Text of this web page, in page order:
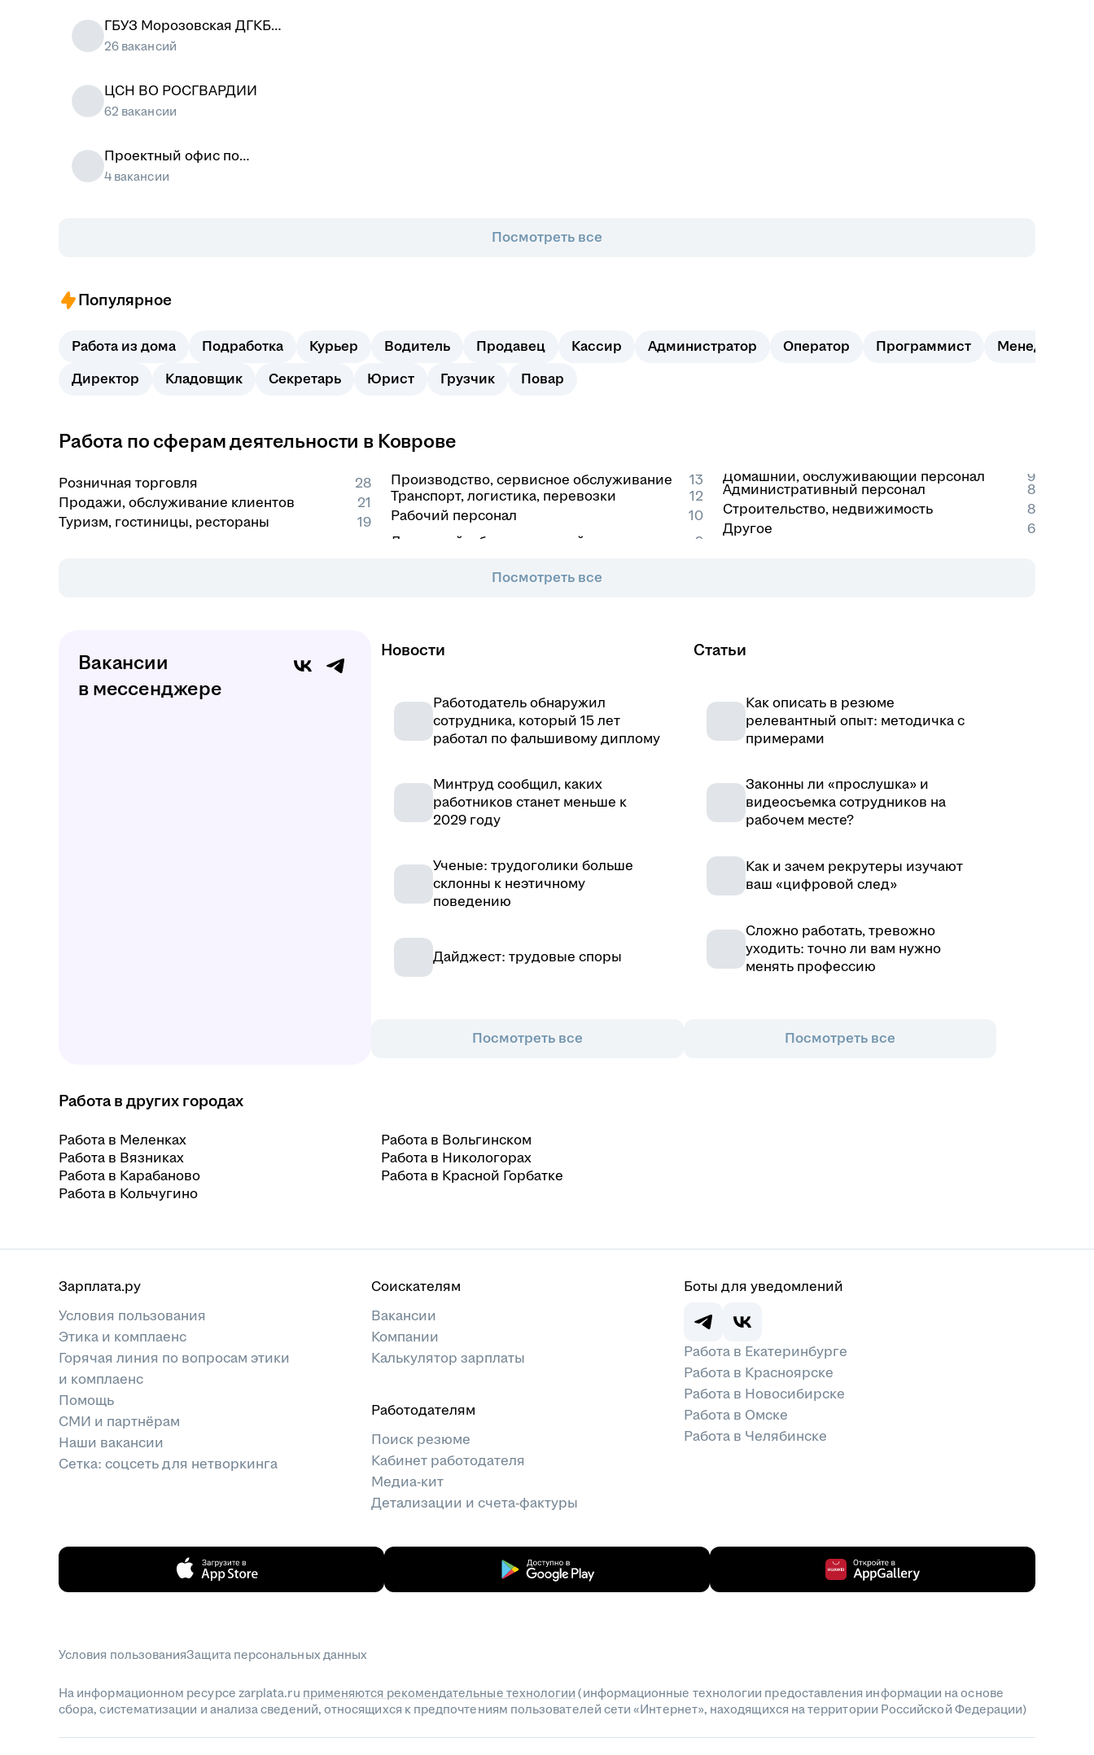
ГБУЗ Морозовская ДГКБ
ДЗМ
26 вакансий
ЦСН ВО РОСГВАРДИИ
62 вакансии
Проектный офис по
развитию туризма и
4 вакансии
Посмотреть все
Популярное
Работа из дома Подработка Курьер Водитель Продавец Кассир Администратор Оператор Программист Менеджер
Директор Кладовщик Секретарь Юрист Грузчик Повар
Работа по сферам деятельности в Коврове
Розничная торговля
28
Продажи, обслуживание клиентов
21
Туризм, гостиницы, рестораны
19
Производство, сервисное обслуживание
13
Транспорт, логистика, перевозки
12
Рабочий персонал
10
Домашний, обслуживающий персонал
9
Административный персонал
8
Строительство, недвижимость
8
Другое
6
Посмотреть все
Вакансии
в мессенджере
Новости
Работодатель обнаружил
сотрудника, который 15 лет
работал по фальшивому диплому
Минтруд сообщил, каких
работников станет меньше к
2029 году
Ученые: трудоголики больше
склонны к неэтичному
поведению
Дайджест: трудовые споры
Посмотреть все
Статьи
Как описать в резюме
релевантный опыт: методичка с
примерами
Законны ли «прослушка» и
видеосъемка сотрудников на
рабочем месте?
Как и зачем рекрутеры изучают
ваш «цифровой след»
Сложно работать, тревожно
уходить: точно ли вам нужно
менять профессию
Посмотреть все
Работа в других городах
Работа в Меленках
Работа в Вольгинском
Работа в Вязниках
Работа в Никологорах
Работа в Карабаново
Работа в Красной Горбатке
Работа в Кольчугино
Зарплата.ру
Условия пользования
Этика и комплаенс
Горячая линия по вопросам этики
и комплаенс
Помощь
СМИ и партнёрам
Наши вакансии
Сетка: соцсеть для нетворкинга
Соискателям
Вакансии
Компании
Калькулятор зарплаты
Работодателям
Поиск резюме
Кабинет работодателя
Медиа-кит
Детализации и счета-фактуры
Боты для уведомлений
Работа в Екатеринбурге
Работа в Красноярске
Работа в Новосибирске
Работа в Омске
Работа в Челябинске
Условия пользованияЗащита персональных данных
На информационном ресурсе zarplata.ru применяются рекомендательные технологии (информационные технологии предоставления информации на основе
сбора, систематизации и анализа сведений, относящихся к предпочтениям пользователей сети «Интернет», находящихся на территории Российской Федерации)